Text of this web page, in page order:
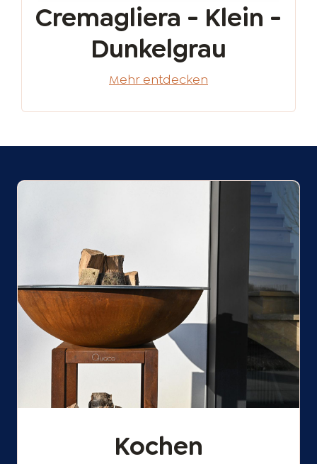
Cremagliera - Klein -
Dunkelgrau
Mehr entdecken
Kochen